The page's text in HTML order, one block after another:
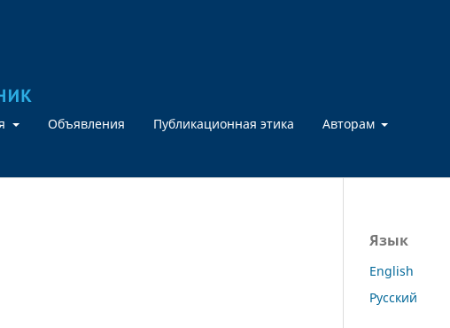
Объявления Публикационная этика Авторам
Язык
English
Русский